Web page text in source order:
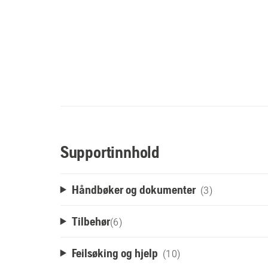
Supportinnhold
Håndbøker og dokumenter (3)
Tilbehør(6)
Feilsøking og hjelp (10)